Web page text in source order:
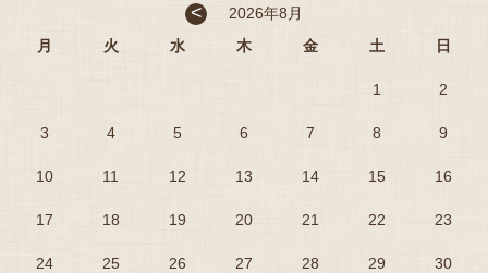
<
2026年8月
月
火 水 木 金 土 日
1 2
3 4 5 6 7 8 9
10 11 12 13 14 15 16
17 18 19 20 21 22 23
24 25 26 27 28 29 30